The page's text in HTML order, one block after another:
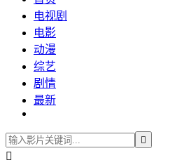
电视剧
电影
动漫
综艺
剧情
最新

